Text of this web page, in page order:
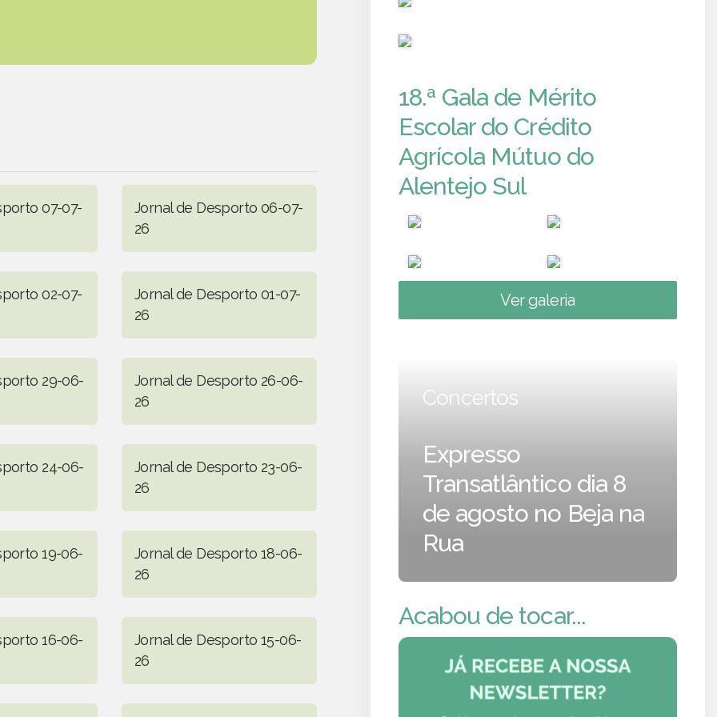
07-07-
Jornal de Desporto 06-07-
26
02-07-
Jornal de Desporto 01-07-
26
29-06-
Jornal de Desporto 26-06-
26
24-06-
Jornal de Desporto 23-06-
26
19-06-
Jornal de Desporto 18-06-
26
16-06-
Jornal de Desporto 15-06-
26
18.ª Gala de Mérito
Escolar do Crédito
Agrícola Mútuo do
Alentejo Sul
Ver galeria
Concertos
Expresso
Transatlântico dia 8
de agosto no Beja na
Rua
Acabou de tocar...